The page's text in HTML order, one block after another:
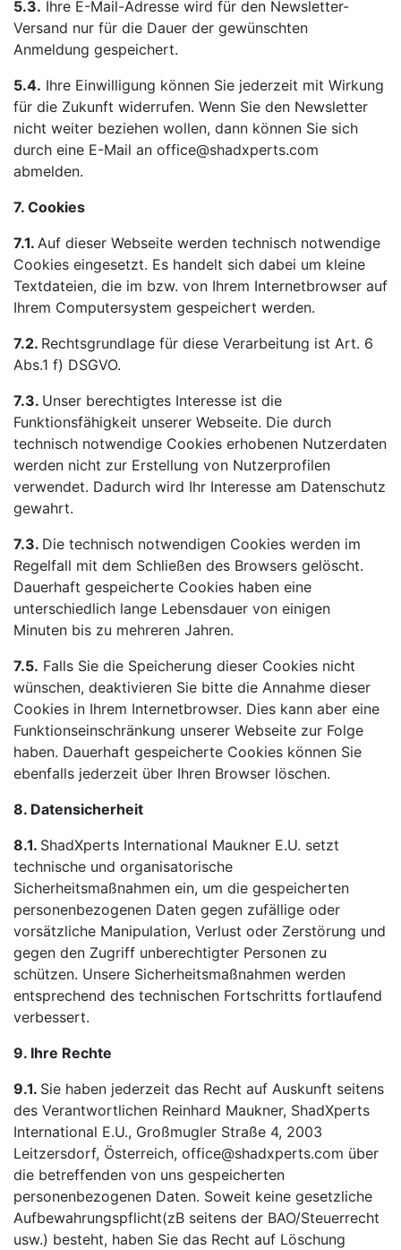
5.3. Ihre E-Mail-Adresse wird für den Newsletter-
Versand nur für die Dauer der gewünschten
Anmeldung gespeichert.
5.4. Ihre Einwilligung können Sie jederzeit mit Wirkung
für die Zukunft widerrufen. Wenn Sie den Newsletter
nicht weiter beziehen wollen, dann können Sie sich
durch eine E-Mail an office@shadxperts.com
abmelden.
7. Cookies
7.1. Auf dieser Webseite werden technisch notwendige
Cookies eingesetzt. Es handelt sich dabei um kleine
Textdateien, die im bzw. von Ihrem Internetbrowser auf
Ihrem Computersystem gespeichert werden.
7.2. Rechtsgrundlage für diese Verarbeitung ist Art. 6
Abs.1 f) DSGVO.
7.3. Unser berechtigtes Interesse ist die
Funktionsfähigkeit unserer Webseite. Die durch
technisch notwendige Cookies erhobenen Nutzerdaten
werden nicht zur Erstellung von Nutzerprofilen
verwendet. Dadurch wird Ihr Interesse am Datenschutz
gewahrt.
7.3. Die technisch notwendigen Cookies werden im
Regelfall mit dem Schließen des Browsers gelöscht.
Dauerhaft gespeicherte Cookies haben eine
unterschiedlich lange Lebensdauer von einigen
Minuten bis zu mehreren Jahren.
7.5. Falls Sie die Speicherung dieser Cookies nicht
wünschen, deaktivieren Sie bitte die Annahme dieser
Cookies in Ihrem Internetbrowser. Dies kann aber eine
Funktionseinschränkung unserer Webseite zur Folge
haben. Dauerhaft gespeicherte Cookies können Sie
ebenfalls jederzeit über Ihren Browser löschen.
8. Datensicherheit
8.1. ShadXperts International Maukner E.U. setzt
technische und organisatorische
Sicherheitsmaßnahmen ein, um die gespeicherten
personenbezogenen Daten gegen zufällige oder
vorsätzliche Manipulation, Verlust oder Zerstörung und
gegen den Zugriff unberechtigter Personen zu
schützen. Unsere Sicherheitsmaßnahmen werden
entsprechend des technischen Fortschritts fortlaufend
verbessert.
9. Ihre Rechte
9.1. Sie haben jederzeit das Recht auf Auskunft seitens
des Verantwortlichen Reinhard Maukner, ShadXperts
International E.U., Großmugler Straße 4, 2003
Leitzersdorf, Österreich, office@shadxperts.com über
die betreffenden von uns gespeicherten
personenbezogenen Daten. Soweit keine gesetzliche
Aufbewahrungspflicht(zB seitens der BAO/Steuerrecht
usw.) besteht, haben Sie das Recht auf Löschung